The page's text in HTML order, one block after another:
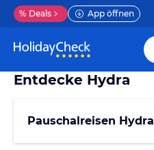
% Deals App öffnen
Entdecke Hydra
Pauschalreisen Hydra